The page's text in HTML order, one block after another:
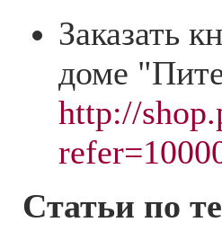
Заказать
доме
http://
Статьи по